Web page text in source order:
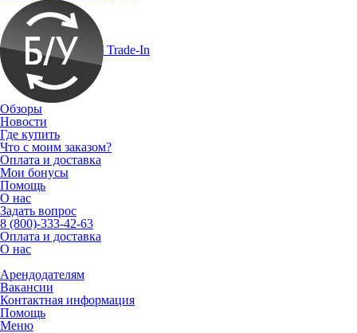
Trade-In
Обзоры
Новости
Где купить
Что с моим заказом?
Оплата и доставка
Мои бонусы
Помощь
О нас
Задать вопрос
8 (800)-333-42-63
Оплата и доставка
О нас
Арендодателям
Вакансии
Контактная информация
Помощь
Меню